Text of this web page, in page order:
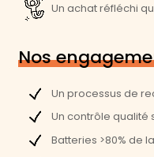
Un achat réfléchi
Nos
Un processus de
Un contrôle qualité
Batteries >80% de